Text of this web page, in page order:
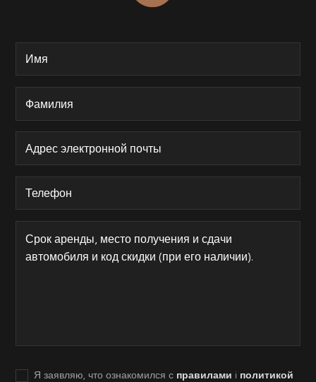
Я заявляю, что ознакомился с правилами i политикой